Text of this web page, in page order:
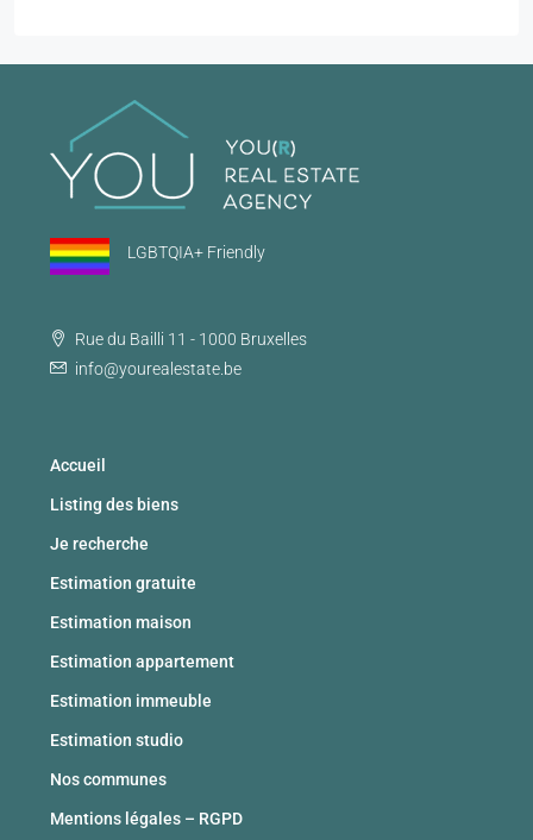
LGBTQIA+ Friendly
Rue du Bailli 11 - 1000 Bruxelles
info@yourealestate.be
Accueil
Listing des biens
Je recherche
Estimation gratuite
Estimation maison
Estimation appartement
Estimation immeuble
Estimation studio
Nos communes
Mentions légales – RGPD